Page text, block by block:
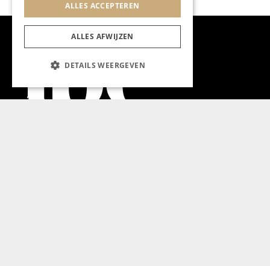
ALLES ACCEPTEREN
ALLES AFWIJZEN
DETAILS WEERGEVEN